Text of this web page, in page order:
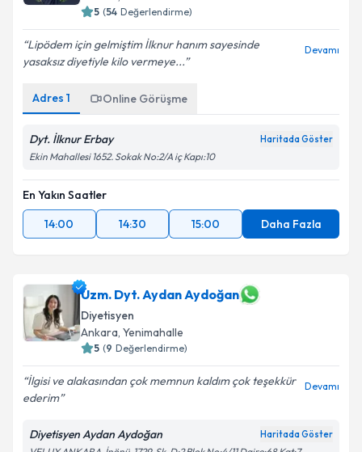
5 (54 Değerlendirme)
Lipödem için gelmiştim İlknur hanım sayesinde
yasaksız diyetiyle kilo vermeye...
Devamı
Adres 1 Online Görüşme
Dyt. İlknur Erbay Haritada Göster
Ekin Mahallesi 1652. Sokak No:2/A iç Kapı:10
En Yakın Saatler
14:00
14:30 15:00 Daha Fazla
Uzm. Dyt. Aydan Aydoğan
Diyetisyen
Ankara, Yenimahalle
5 (9 Değerlendirme)
İlgisi ve alakasından çok memnun kaldım çok teşekkür
ederim
Devamı
Diyetisyen Aydan Aydoğan Haritada Göster